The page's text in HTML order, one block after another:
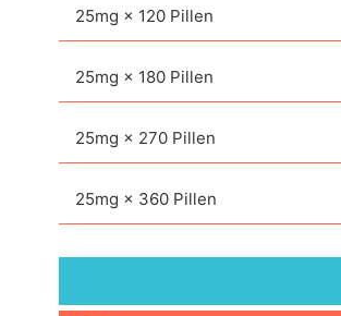
25mg × 120 Pillen
25mg × 180 Pillen
25mg × 270 Pillen
25mg × 360 Pillen